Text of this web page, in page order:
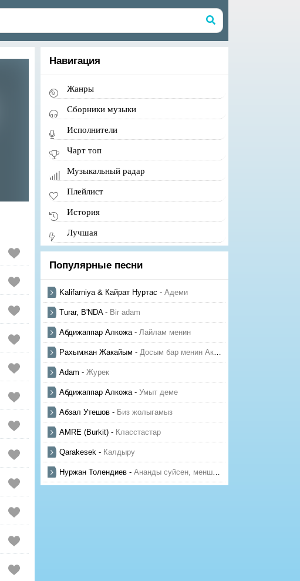
Навигация
Жанры
Сборники музыки
Исполнители
Чарт топ
Музыкальный радар
Плейлист
История
Лучшая
Популярные песни
Kalifarniya & Кайрат Нуртас - Адеми
Turar, B'NDA- Bir adam
Абдижаппар Алкожа- Лайлам менин
Рахымжан Жакайым - Досым бар менин Актауда
Adam - Журек
Абдижаппар Алкожа- Умыт деме
Абзал Утешов - Биз жолыгамыз
AMRE (Burkit) - Класстастар
Qarakesek - Калдыру
Нуржан Толендиев - Ананды суйсен, менше суй